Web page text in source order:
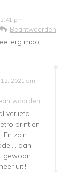
pm
Beantwoorden
erg mooi
12, 2021 om
verliefd
print en
zo’n
aan
gewoon.
uit!!